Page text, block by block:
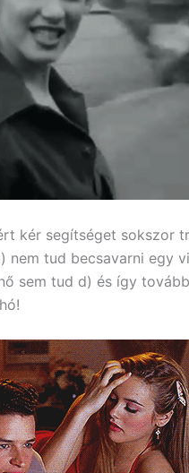
kér segítséget sokszor
nem tud becsavarni egy
sem tud d) és így